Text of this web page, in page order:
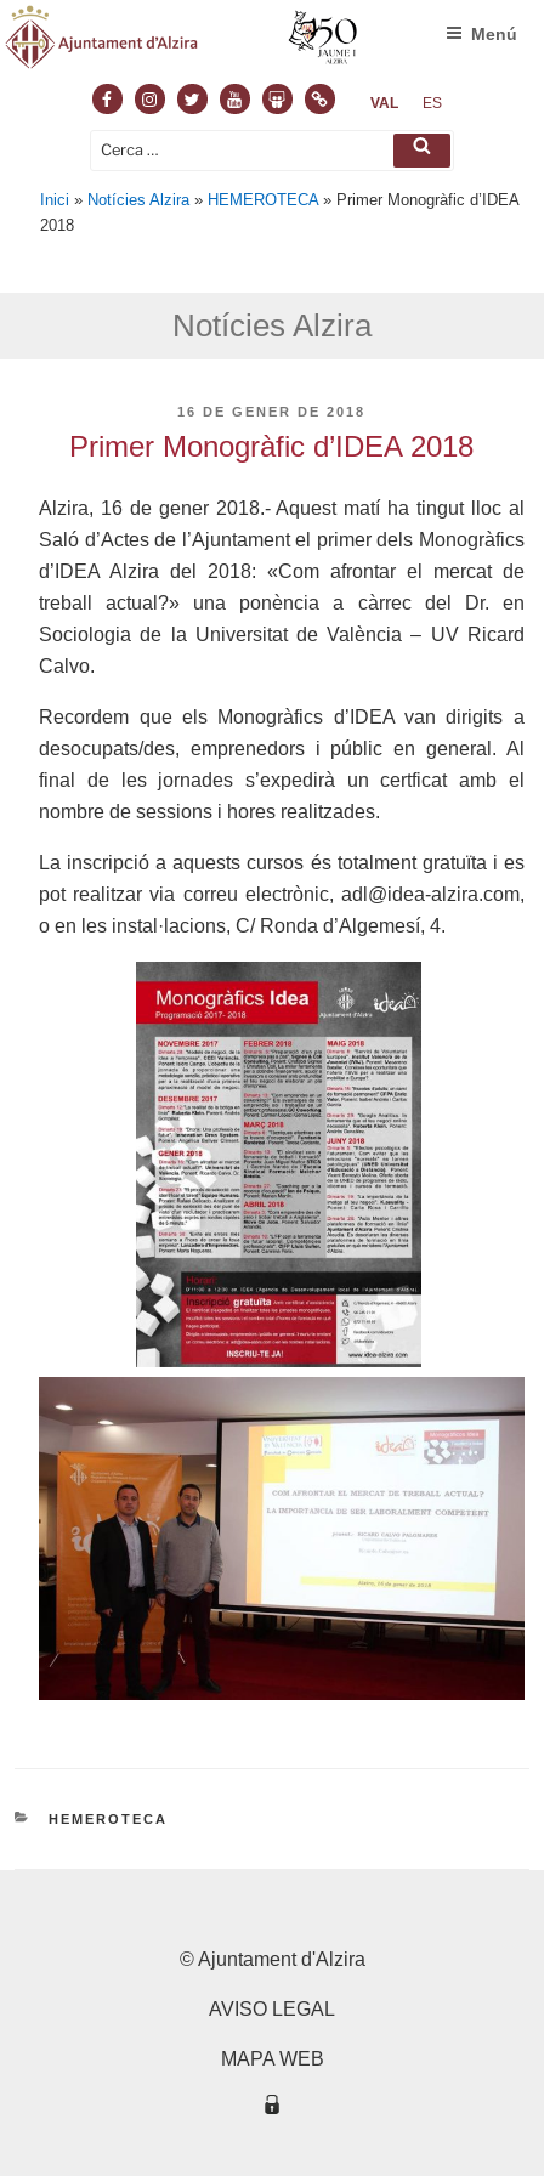
FacebookInstagram
TwitterYoutubeSlideshare
NormasVAL ES
Cerca: Cerca
Menú
Inici » Notícies Alzira » HEMEROTECA» Primer Monogràfic d’IDEA
2018
Notícies Alzira
PUBLICAT
16 DE GENER DE 2018
Primer Monogràfic d’IDEA 2018
Alzira, 16 de gener 2018.- Aquest matí ha tingut lloc al
Saló d’Actes de l’Ajuntament el primer dels Monogràfics
d’IDEA Alzira del 2018: «Com afrontar el mercat de
treball actual?» una ponència a càrrec del Dr. en
Sociologia de la Universitat de València – UV Ricard
Calvo.
Recordem que els Monogràfics d’IDEA van dirigits a
desocupats/des, emprenedors i públic en general. Al
final de les jornades s’expedirà un certficat amb el
nombre de sessions i hores realitzades.
La inscripció a aquests cursos és totalment gratuïta i es
pot realitzar via correu electrònic, adl@idea-alzira.com,
o en les instal·lacions, C/ Ronda d’Algemesí, 4.
CATEGORIES
HEMEROTECA
© Ajuntament d'Alzira
AVISO LEGAL
MAPA WEB